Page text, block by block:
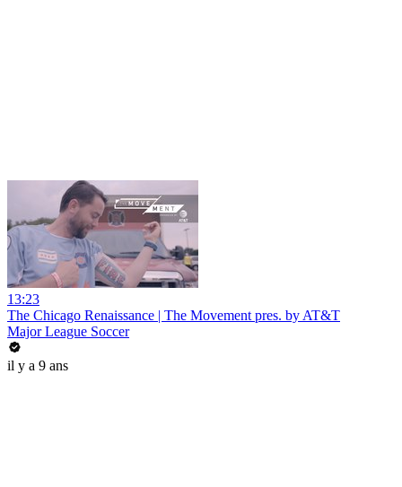
13:23
The Chicago Renaissance | The Movement pres. by AT&T
Major League Soccer
il y a 9 ans